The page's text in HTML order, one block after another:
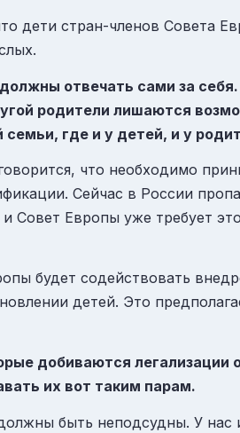
дети стран-членов Совета
отвечать сами за
родители лишаются
где и у детей, и у
что необходимо
Сейчас в России
Совет Европы уже требует
будет содействовать
детей. Это
добиваются легализации
их вот таким парам.
быть неподсудны. У нас